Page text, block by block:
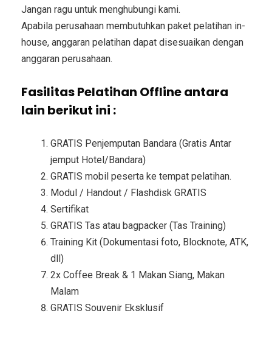
Jangan ragu untuk menghubungi kami.
Apabila perusahaan membutuhkan paket pelatihan in-
house, anggaran pelatihan dapat disesuaikan dengan
anggaran perusahaan.
Fasilitas Pelatihan Offline antara
lain berikut ini :
GRATIS Penjemputan Bandara (Gratis Antar
jemput Hotel/Bandara)
GRATIS mobil peserta ke tempat pelatihan.
Modul / Handout / Flashdisk GRATIS
Sertifikat
GRATIS Tas atau bagpacker (Tas Training)
Training Kit (Dokumentasi foto, Blocknote, ATK,
dll)
2x Coffee Break & 1 Makan Siang, Makan
Malam
GRATIS Souvenir Eksklusif